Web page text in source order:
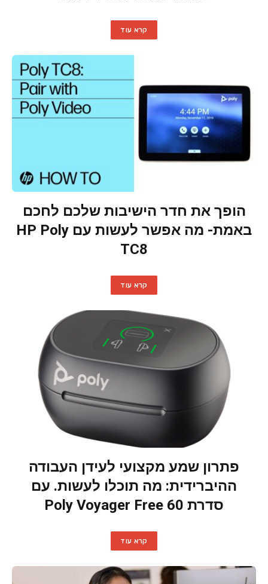
קרא עוד
הופך את חדר הישיבות שלכם לחכם
באמת- מה אפשר לעשות עם HP Poly
TC8
קרא עוד
פתרון שמע מקצועי לעידן העבודה
ההיברידית: מה תוכלו לעשות. עם
סדרת Poly Voyager Free 60
קרא עוד